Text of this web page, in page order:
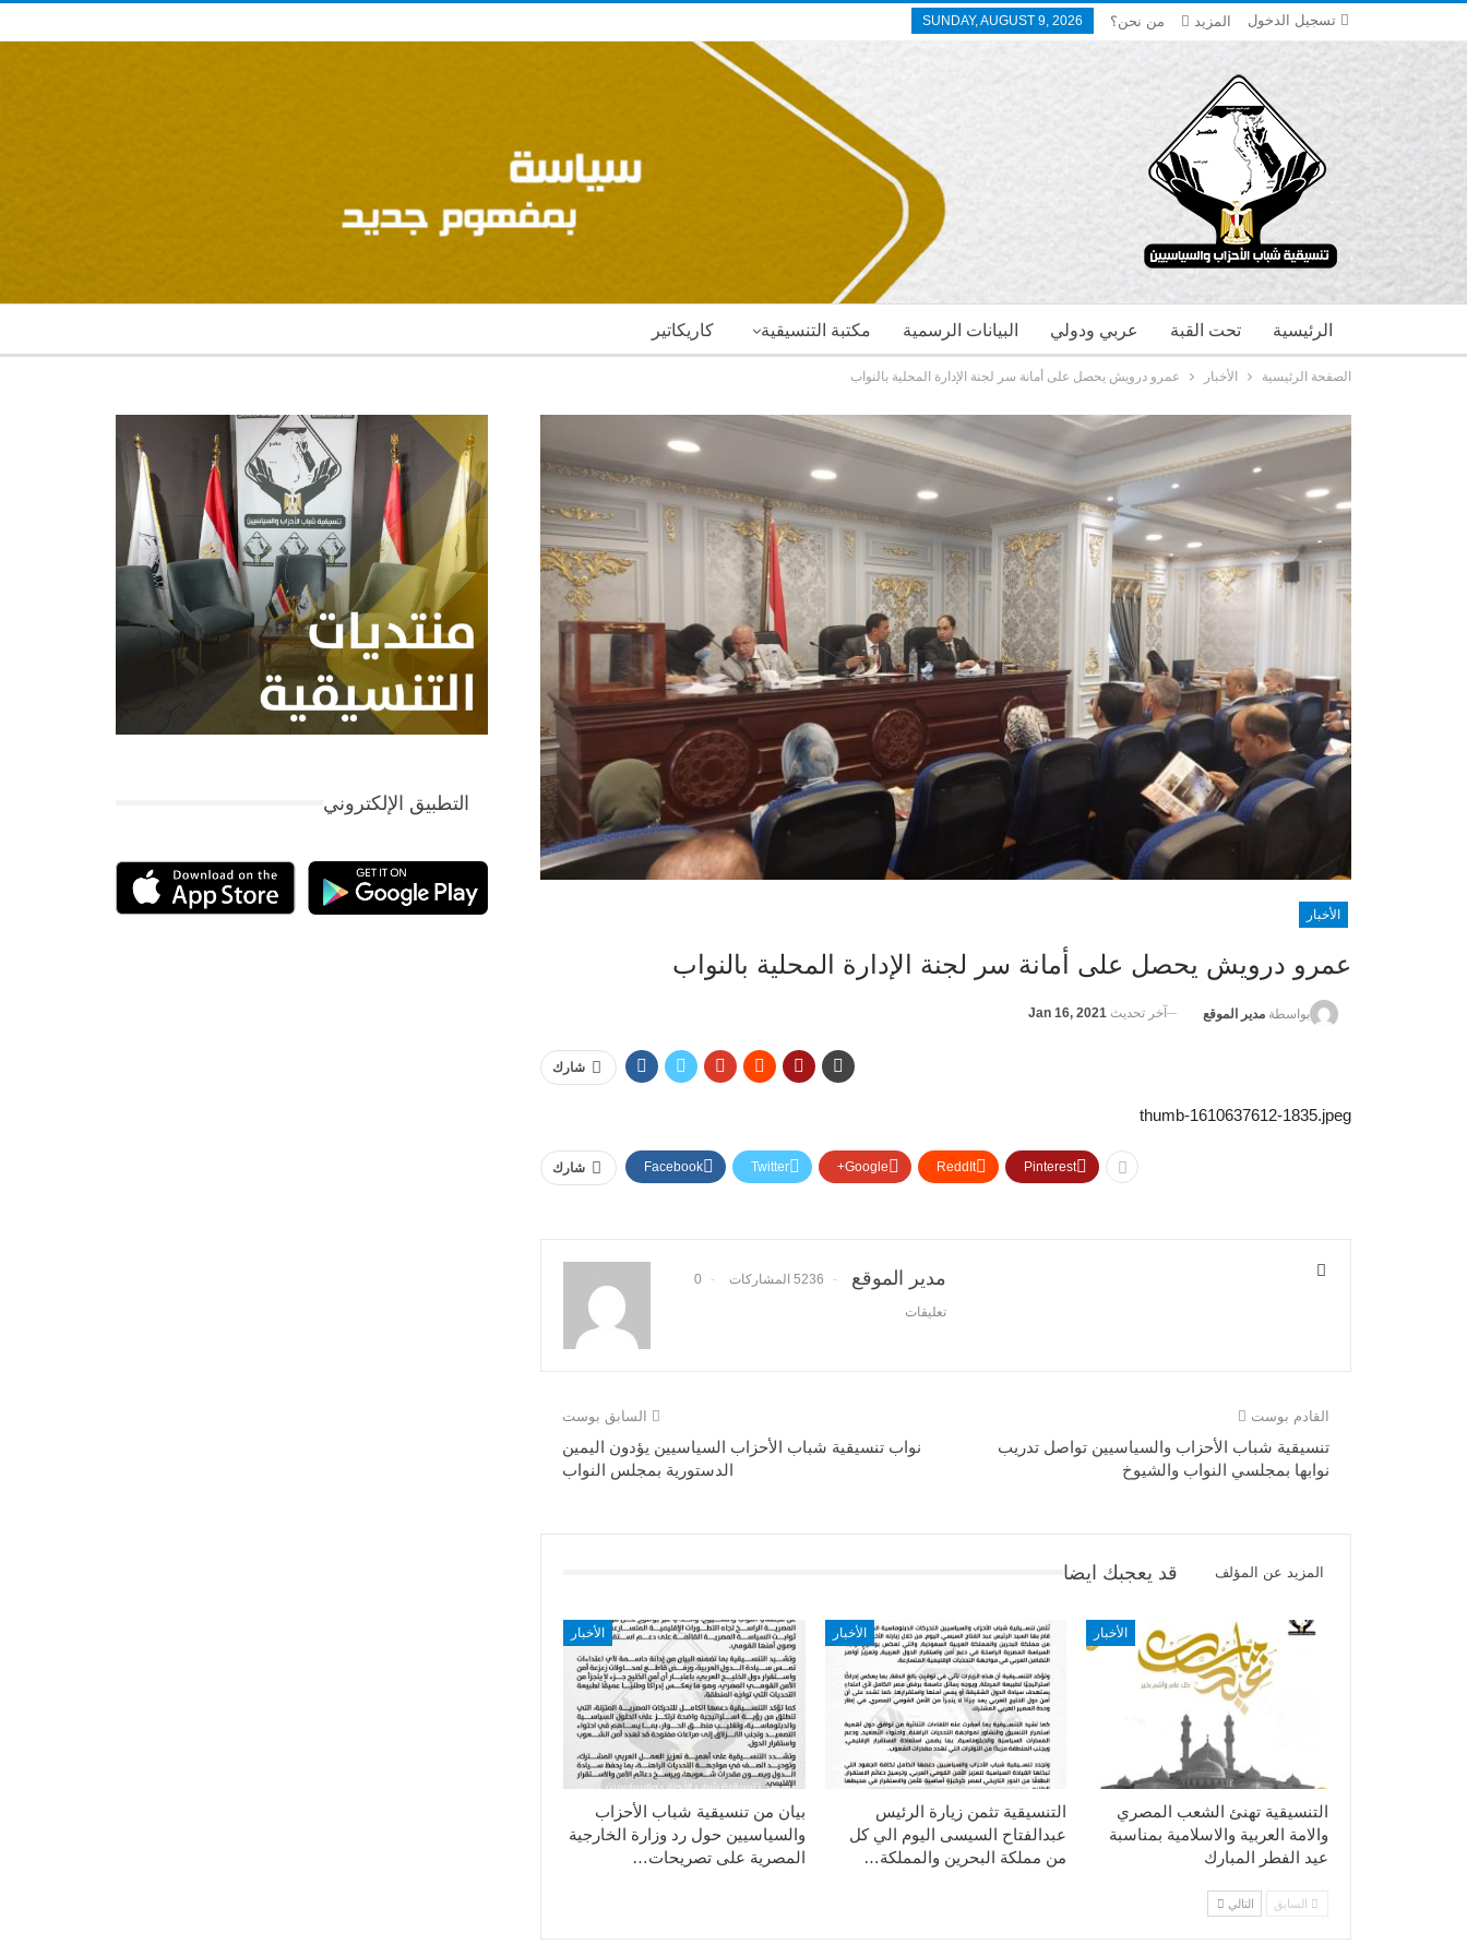
تسجيل الدخول SUNDAY, AUGUST 9, 2026 من نحن؟ المزيد
كاريكاتير مكتبة التنسيقية البيانات الرسمية عربي ودولي تحت القبة الرئيسية
الصفحة الرئيسية الأخبار عمرو درويش يحصل على أمانة سر لجنة الإدارة المحلية بالنواب
الأخبار
عمرو درويش يحصل على أمانة سر لجنة الإدارة المحلية بالنواب
بواسطة مدير الموقع آخر تحديث Jan 16, 2021
شارك
thumb-1610637612-1835.jpeg
شارك Facebook Twitter Google+ ReddIt Pinterest
مدير الموقع 5236 المشاركات 0
تعليقات
السابق بوست
نواب تنسيقية شباب الأحزاب السياسيين يؤدون اليمين
الدستورية بمجلس النواب
القادم بوست
تنسيقية شباب الأحزاب والسياسيين تواصل تدريب
نوابها بمجلسي النواب والشيوخ
قد يعجبك ايضا المزيد عن المؤلف
الأخبار
بيان من تنسيقية شباب الأحزاب
والسياسيين حول رد وزارة الخارجية
المصرية على تصريحات…
الأخبار
التنسيقية تثمن زيارة الرئيس
عبدالفتاح السيسى اليوم الي كل
من مملكة البحرين والمملكة…
الأخبار
التنسيقية تهنئ الشعب المصري
والامة العربية والاسلامية بمناسبة
عيد الفطر المبارك
السابق التالي
التطبيق الإلكتروني